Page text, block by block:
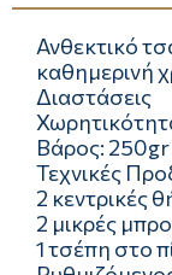
Ανθεκτικό
καθημερινή
Διαστάσεις
Βάρος: 250gr
Τεχνικές
2 κεντρικές
2 μικρές
1 τσέπη στο